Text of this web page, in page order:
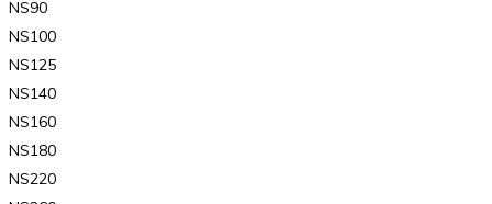
NS90
NS100
NS125
NS140
NS160
NS180
NS220